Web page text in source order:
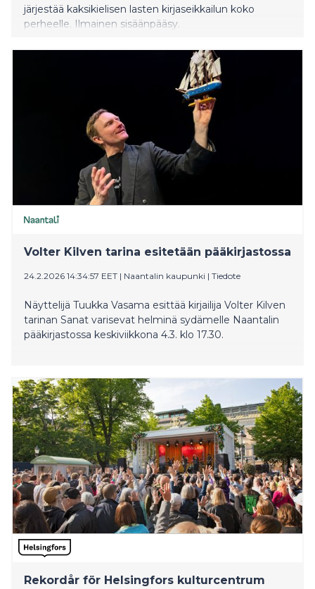
järjestää kaksikielisen lasten kirjaseikkailun koko
perheelle. Ilmainen sisäänpääsy.
Volter Kilven tarina esitetään pääkirjastossa
24.2.2026 14:34:57 EET | Naantalin kaupunki | Tiedote
Näyttelijä Tuukka Vasama esittää kirjailija Volter Kilven
tarinan Sanat varisevat helminä sydämelle Naantalin
pääkirjastossa keskiviikkona 4.3. klo 17.30.
Rekordår för Helsingfors kulturcentrum